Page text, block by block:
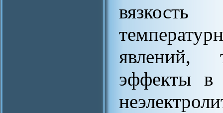
явлений,
эффекты в